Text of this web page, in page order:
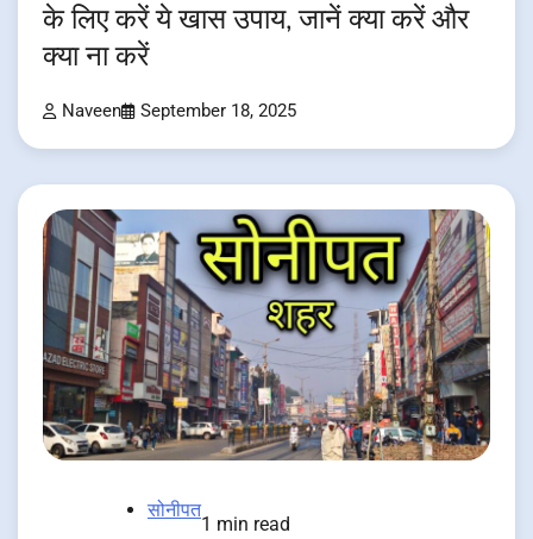
के लिए करें ये खास उपाय, जानें क्या करें और
क्या ना करें
Naveen September 18, 2025
सोनीपत
1 min read